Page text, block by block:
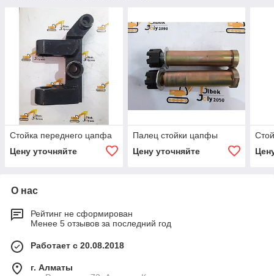
Стойка переднего цапфа
Цену уточняйте
Палец стойки цапфы
Цену уточняйте
О нас
Рейтинг не сформирован
Менее 5 отзывов за последний год
Работает с 20.08.2018
г. Алматы